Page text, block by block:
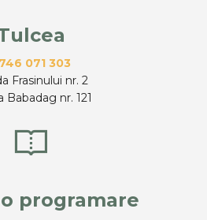
071 303
Frasinului nr. 2
Babadag nr. 121
programare